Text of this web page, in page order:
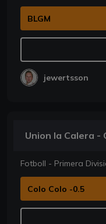
BLGM
jewertsson
Union la Calera -
Fotboll - Primera
Colo Colo -0.5